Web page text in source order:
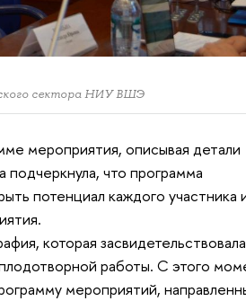
сектора НИУ ВШЭ
мероприятия, описывая детали
что программа
потенциал каждого участника
которая засвидетельствовала
работы. С этого
мероприятий,